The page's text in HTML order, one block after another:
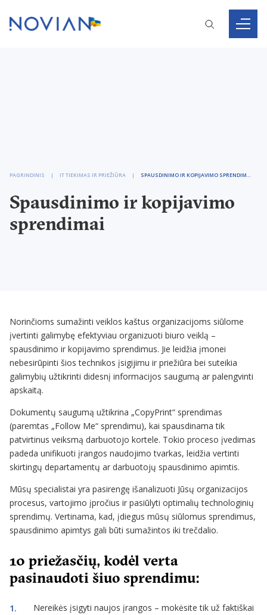
PAGRINDINIS IT TIEKIMAS IR PRIEŽIŪRA SPAUSDINIMO IR KOPIJAVIMO SPRENDIMAI
Spausdinimo ir kopijavimo
sprendimai
Norinčioms sumažinti veiklos kaštus organizacijoms siūlome
įvertinti galimybę efektyviau organizuoti biuro veiklą –
spausdinimo ir kopijavimo sprendimus. Jie leidžia įmonei
nebesirūpinti šios technikos įsigijimu ir priežiūra bei suteikia
galimybių užtikrinti didesnį informacijos saugumą ar palengvinti
apskaitą.
Dokumentų saugumą užtikrina „CopyPrint“ sprendimas
(paremtas „Follow Me“ sprendimu), kai spausdinama tik
patvirtinus veiksmą darbuotojo kortele. Tokio proceso įvedimas
padeda unifikuoti įrangos naudojimo tvarkas, leidžia vertinti
skirtingų departamentų ar darbuotojų spausdinimo apimtis.
Mūsų specialistai yra pasirengę išanalizuoti Jūsų organizacijos
procesus, vartojimo įpročius ir pasiūlyti optimalių technologinių
sprendimų. Vertinama, kad, įdiegus mūsų siūlomus sprendimus,
spausdinimo apimtys gali būti sumažintos iki trečdalio.
10 priežasčių, kodėl verta
pasinaudoti šiuo sprendimu:
Nereikės įsigyti naujos įrangos – mokėsite tik už faktiškai